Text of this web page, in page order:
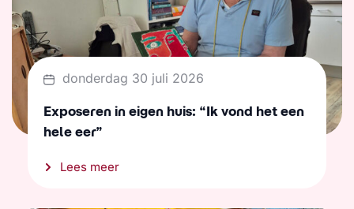
donderdag 30 juli 2026
Exposeren in eigen huis: “Ik vond het een
hele eer”
Lees meer